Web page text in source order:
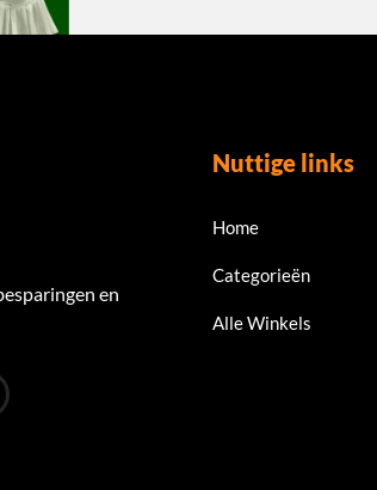
en
Nuttige links
Home
Categorieën
Alle Winkels